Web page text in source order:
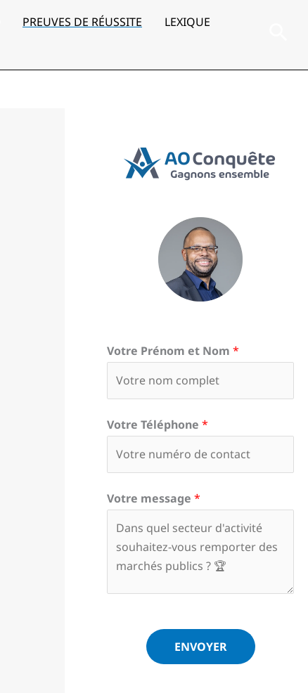
PREUVES DE RÉUSSITE
LEXIQUE
Votre Prénom et Nom *
Votre Téléphone *
Votre message *
ENVOYER